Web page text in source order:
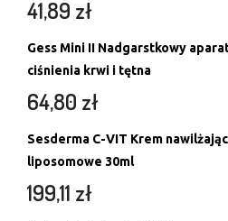
41,89 zł
Gess Mini II Nadgarstkowy
ciśnienia krwi i tętna
64,80 zł
Sesderma C-VIT Krem
liposomowe 30ml
199,11 zł